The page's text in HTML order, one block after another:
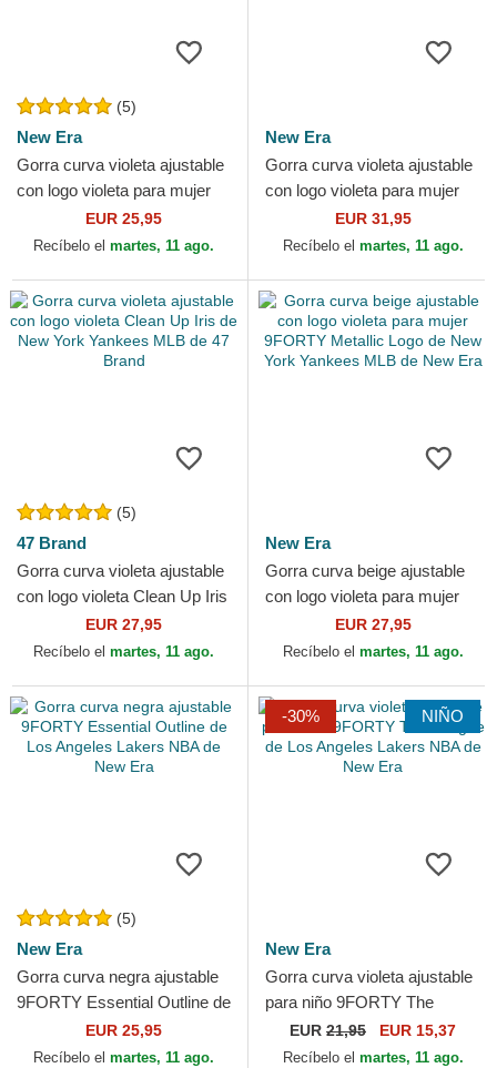
(5)
New Era
Gorra curva violeta ajustable
con logo violeta para mujer
9FORTY League Essential
de New York...
EUR 25,95
Recíbelo el martes, 11 ago.
New Era
Gorra curva violeta ajustable
con logo violeta para mujer
9TWENTY Seersucker de
New York Yankees...
EUR 31,95
Recíbelo el martes, 11 ago.
(5)
47 Brand
Gorra curva violeta ajustable
con logo violeta Clean Up Iris
de New York Yankees MLB
de 47 Brand
EUR 27,95
Recíbelo el martes, 11 ago.
New Era
Gorra curva beige ajustable
con logo violeta para mujer
9FORTY Metallic Logo de
New York Yankees...
EUR 27,95
Recíbelo el martes, 11 ago.
(5)
New Era
Gorra curva negra ajustable
9FORTY Essential Outline de
Los Angeles Lakers NBA de
New Era
EUR 25,95
Recíbelo el martes, 11 ago.
-30% NIÑO
New Era
Gorra curva violeta ajustable
para niño 9FORTY The
League de Los Angeles
Lakers NBA de New Era
EUR 21,95 EUR 15,37
Recíbelo el martes, 11 ago.